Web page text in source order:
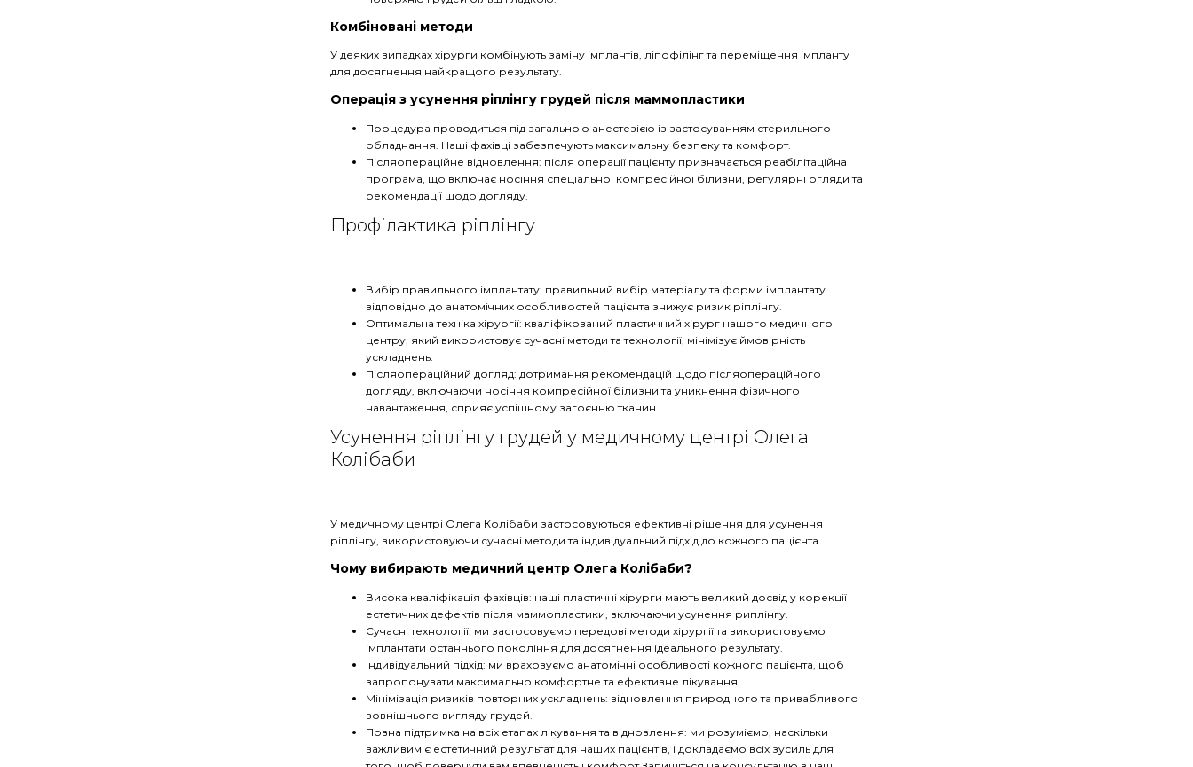
Комбіновані методи
У деяких випадках хірурги комбінують заміну імплантів, ліпофілінг та переміщення імпланту
для досягнення найкращого результату.
Операція з усунення ріплінгу грудей після маммопластики
Процедура проводиться під загальною анестезією із застосуванням стерильного
обладнання. Наші фахівці забезпечують максимальну безпеку та комфорт.
Післяопераційне відновлення: після операції пацієнту призначається реабілітаційна
програма, що включає носіння спеціальної компресійної білизни, регулярні огляди та
рекомендації щодо догляду.
Профілактика ріплінгу
Вибір правильного імплантату: правильний вибір матеріалу та форми імплантату
відповідно до анатомічних особливостей пацієнта знижує ризик ріплінгу.
Оптимальна техніка хірургії: кваліфікований пластичний хірург нашого медичного
центру, який використовує сучасні методи та технології, мінімізує ймовірність
ускладнень.
Післяопераційний догляд: дотримання рекомендацій щодо післяопераційного
догляду, включаючи носіння компресійної білизни та уникнення фізичного
навантаження, сприяє успішному загоєнню тканин.
Усунення ріплінгу грудей у ​​медичному центрі Олега
Колібаби
У медичному центрі Олега Колібаби застосовуються ефективні рішення для усунення
ріплінгу, використовуючи сучасні методи та індивідуальний підхід до кожного пацієнта.
Чому вибирають медичний центр Олега Колібаби?
Висока кваліфікація фахівців: наші пластичні хірурги мають великий досвід у корекції
естетичних дефектів після маммопластики, включаючи усунення риплінгу.
Сучасні технології: ми застосовуємо передові методи хірургії та використовуємо
імплантати останнього покоління для досягнення ідеального результату.
Індивідуальний підхід: ми враховуємо анатомічні особливості кожного пацієнта, щоб
запропонувати максимально комфортне та ефективне лікування.
Мінімізація ризиків повторних ускладнень: відновлення природного та привабливого
зовнішнього вигляду грудей.
Повна підтримка на всіх етапах лікування та відновлення: ми розуміємо, наскільки
важливим є естетичний результат для наших пацієнтів, і докладаємо всіх зусиль для